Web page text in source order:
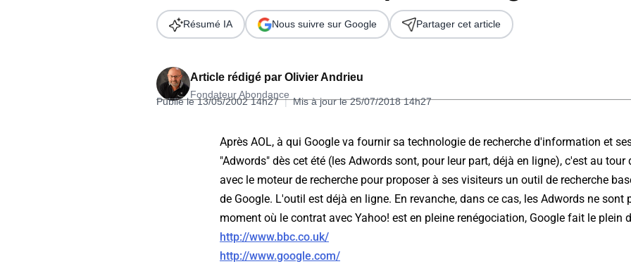
Télécharger l'Ebook
Formation SEO & GEO - Edition 2026
Article rédigé par Olivier Andrieu
Fondateur Abondance
Publié le 13/05/2002 14h27 | Mis à jour le 25/07/2018 14h27
Résumé IA Nous suivre sur Google Partager cet article
Après AOL, à qui Google va fournir sa technologie de recherche d'information et
"Adwords" dès cet été (les Adwords sont, pour leur part, déjà en ligne), c'est au tour
avec le moteur de recherche pour proposer à ses visiteurs un outil de recherche
de Google. L'outil est déjà en ligne. En revanche, dans ce cas, les Adwords ne sont
moment où le contrat avec Yahoo! est en pleine renégociation, Google fait le plein
http://www.bbc.co.uk/
http://www.google.com/